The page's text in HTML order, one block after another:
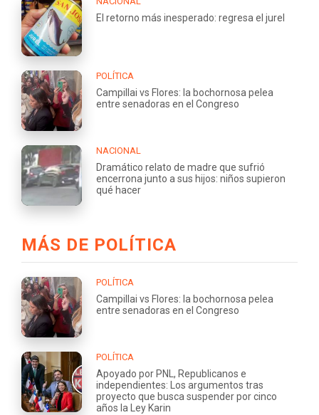
El retorno más inesperado: regresa el jurel
POLÍTICA
Campillai vs Flores: la bochornosa pelea
entre senadoras en el Congreso
NACIONAL
Dramático relato de madre que sufrió
encerrona junto a sus hijos: niños supieron
qué hacer
MÁS DE POLÍTICA
POLÍTICA
Campillai vs Flores: la bochornosa pelea
entre senadoras en el Congreso
POLÍTICA
Apoyado por PNL, Republicanos e
independientes: Los argumentos tras
proyecto que busca suspender por cinco
años la Ley Karin